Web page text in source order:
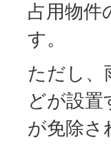
占用物件
す。
ただし、
どが設
が免除さ